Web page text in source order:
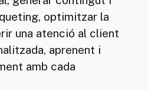
optimitzar la
una atenció al client
aprenent i
amb cada